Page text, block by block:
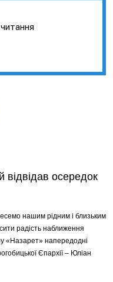
осередок
нашим рідним і близьким
радість наближення
«Назарет» напередодні
Єпархії – Юліан